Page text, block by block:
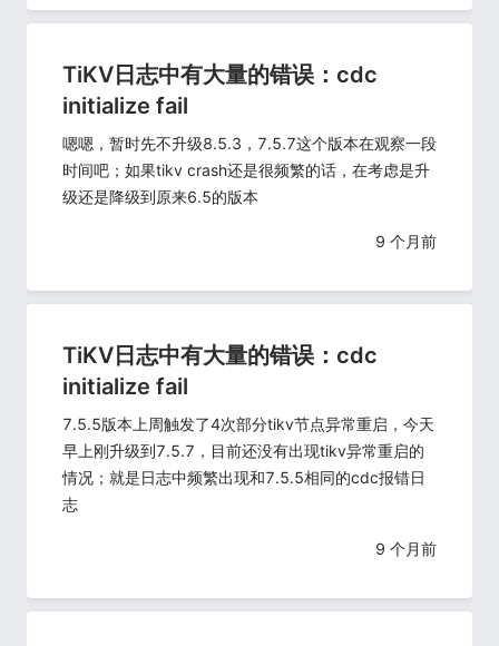
TiKV日志中有大量的错误：cdc
initialize fail
嗯嗯，暂时先不升级8.5.3，7.5.7这个版本在观察一段
时间吧；如果tikv crash还是很频繁的话，在考虑是升
级还是降级到原来6.5的版本
9 个月前
TiKV日志中有大量的错误：cdc
initialize fail
7.5.5版本上周触发了4次部分tikv节点异常重启，今天
早上刚升级到7.5.7，目前还没有出现tikv异常重启的
情况；就是日志中频繁出现和7.5.5相同的cdc报错日
志
9 个月前